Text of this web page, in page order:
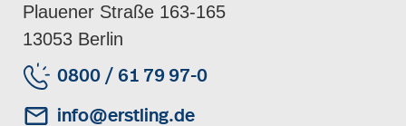
Plauener Straße 163-165
13053 Berlin
0800 / 61 79 97-0
info@erstling.de